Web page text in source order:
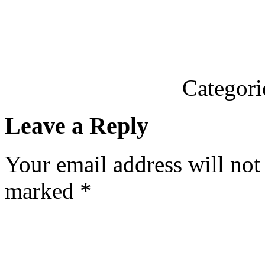
Leave a Reply
Your email address will
marked *